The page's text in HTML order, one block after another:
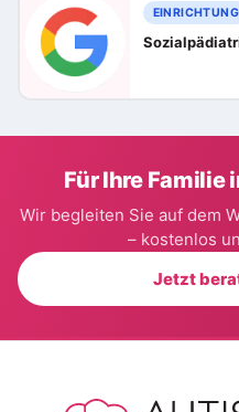
EINRICHTUNG
Für Ihre Familie
Wir begleiten Sie auf dem
– kostenlos
Jetzt